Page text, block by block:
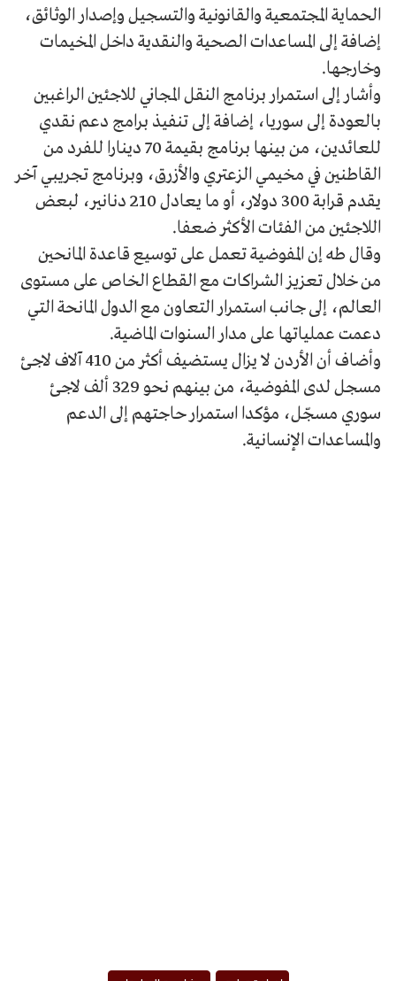
الحماية المجتمعية والقانونية والتسجيل وإصدار الوثائق،
إضافة إلى المساعدات الصحية والنقدية داخل المخيمات
وخارجها.
وأشار إلى استمرار برنامج النقل المجاني للاجئين الراغبين
بالعودة إلى سوريا، إضافة إلى تنفيذ برامج دعم نقدي
للعائدين، من بينها برنامج بقيمة 70 دينارا للفرد من
القاطنين في مخيمي الزعتري والأزرق، وبرنامج تجريبي آخر
يقدم قرابة 300 دولار، أو ما يعادل 210 دنانير، لبعض
اللاجئين من الفئات الأكثر ضعفا.
وقال طه إن المفوضية تعمل على توسيع قاعدة المانحين
من خلال تعزيز الشراكات مع القطاع الخاص على مستوى
العالم، إلى جانب استمرار التعاون مع الدول المانحة التي
دعمت عملياتها على مدار السنوات الماضية.
وأضاف أن الأردن لا يزال يستضيف أكثر من 410 آلاف لاجئ
مسجل لدى المفوضية، من بينهم نحو 329 ألف لاجئ
سوري مسجّل، مؤكدا استمرار حاجتهم إلى الدعم
والمساعدات الإنسانية.